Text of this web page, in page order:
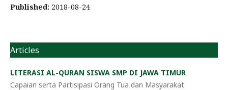
Published: 2018-08-24
Articles
LITERASI AL-QURAN SISWA SMP DI JAWA TIMUR
Capaian serta Partisipasi Orang Tua dan Masyarakat